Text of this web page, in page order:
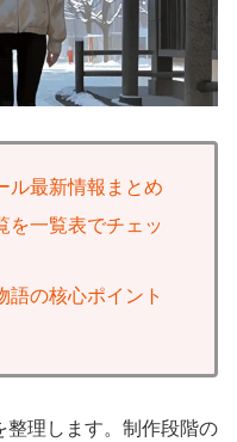
ル最新情報まとめ
を一覧表でチェッ
語の核心ポイント
整理します。制作段階の